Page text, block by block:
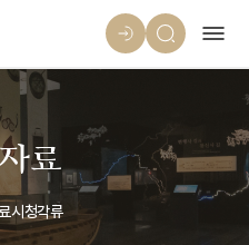
료
시청각류